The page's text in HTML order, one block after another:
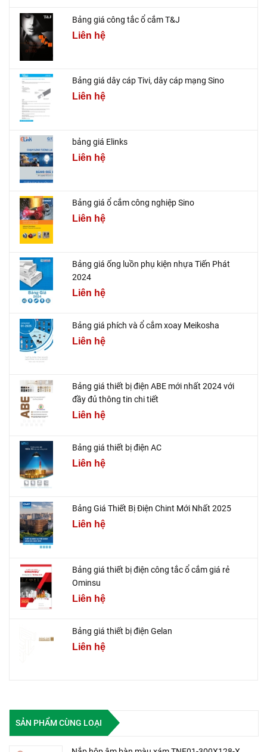
Bảng giá công tắc ổ cắm T&J
Liên hệ
Bảng giá dây cáp Tivi, dây cáp mạng Sino
Liên hệ
bảng giá Elinks
Liên hệ
Bảng giá ổ cắm công nghiệp Sino
Liên hệ
Bảng giá ống luồn phụ kiện nhựa Tiến Phát
2024
Liên hệ
Bảng giá phích và ổ cắm xoay Meikosha
Liên hệ
Bảng giá thiết bị điện ABE mới nhất 2024 với
đầy đủ thông tin chi tiết
Liên hệ
Bảng giá thiết bị điện AC
Liên hệ
Bảng Giá Thiết Bị Điện Chint Mới Nhất 2025
Liên hệ
Bảng giá thiết bị điện công tắc ổ cắm giá rẻ
Ominsu
Liên hệ
Bảng giá thiết bị điện Gelan
Liên hệ
SẢN PHẨM CÙNG LOẠI